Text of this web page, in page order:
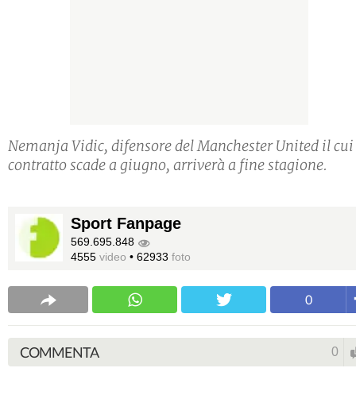
Nemanja Vidic, difensore del Manchester United il cui
contratto scade a giugno, arriverà a fine stagione.
Sport Fanpage
569.695.848
4555 video • 62933 foto
0
COMMENTA 0